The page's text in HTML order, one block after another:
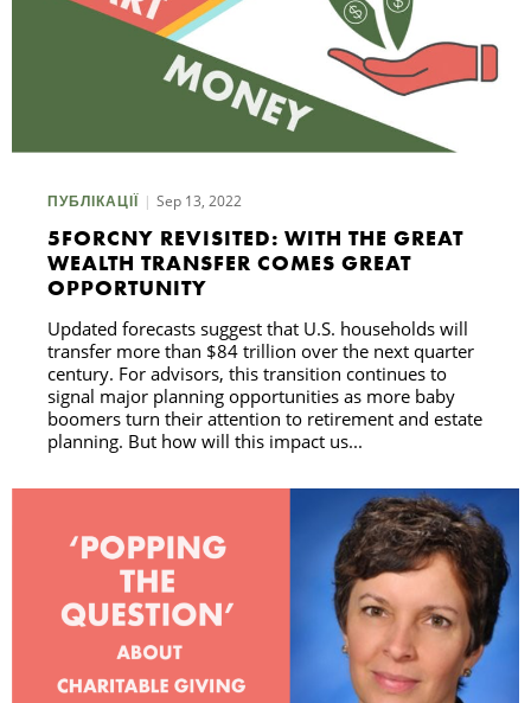
ПУБЛІКАЦІЇ Sep 13, 2022
5FORCNY REVISITED: WITH THE GREAT
WEALTH TRANSFER COMES GREAT
OPPORTUNITY
Updated forecasts suggest that U.S. households will
transfer more than $84 trillion over the next quarter
century. For advisors, this transition continues to
signal major planning opportunities as more baby
boomers turn their attention to retirement and estate
planning. But how will this impact us...